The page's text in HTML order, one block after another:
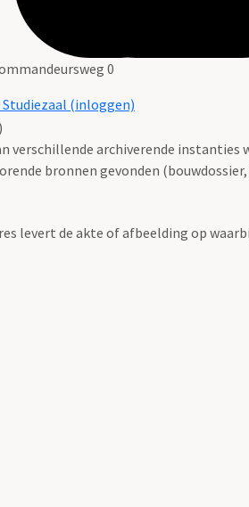
0
Studiezaal (inloggen)
verschillende archiverende
bronnen gevonden
levert de akte of afbeelding op